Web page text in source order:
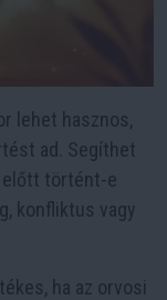
lehet hasznos,
ad. Segíthet
előtt történt-e
konfliktus vagy
ha az orvosi